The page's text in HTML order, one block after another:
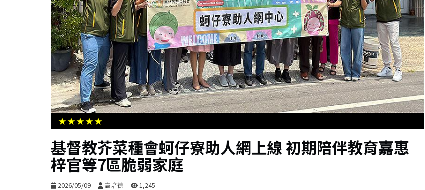
★★★★★
基督教芥菜種會蚵仔寮助人網上線 初期陪伴教育嘉惠
梓官等7區脆弱家庭
2026/05/09 高培德 1,245